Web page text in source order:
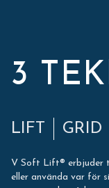
3
LIFT GRID
V Soft Lift® erbjuder
eller använda var för